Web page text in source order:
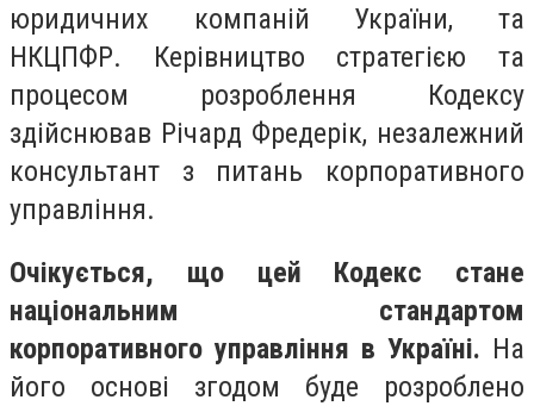
юридичних компаній України, та
НКЦПФР. Керівництво стратегією та
процесом розроблення Кодексу
здійснював Річард Фредерік, незалежний
консультант з питань корпоративного
управління.
Очікується, що цей Кодекс стане
національним стандартом
корпоративного управління в Україні. На
його основі згодом буде розроблено